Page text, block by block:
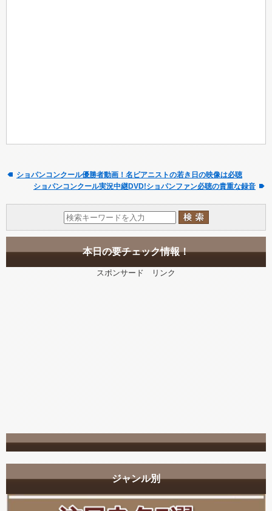
ショパンコンクール優勝者動画！名ピアニストの若き日の映像は必聴
ショパンコンクール実況中継DVD!ショパンファン必聴の貴重な録音
本日の要チェック情報！
スポンサード リンク
ジャンル別